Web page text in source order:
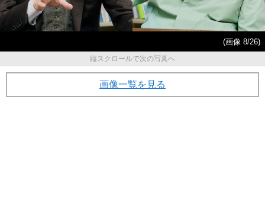
(画像 8/26)
縦スクロールで次の写真へ
画像一覧を見る